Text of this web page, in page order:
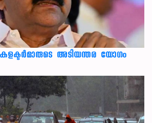
കളക്ടർമാരുടെ അടിയന്തര യോഗം